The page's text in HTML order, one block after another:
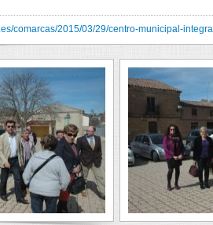
comarcas/2015/03/29/centro-municipal-